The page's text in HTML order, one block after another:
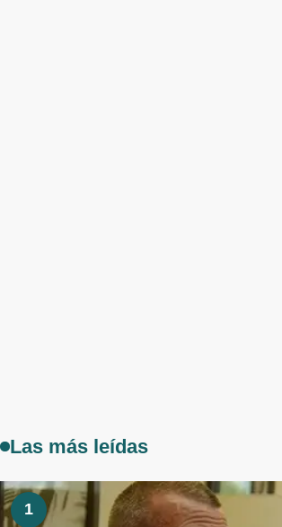
Las más leídas
1